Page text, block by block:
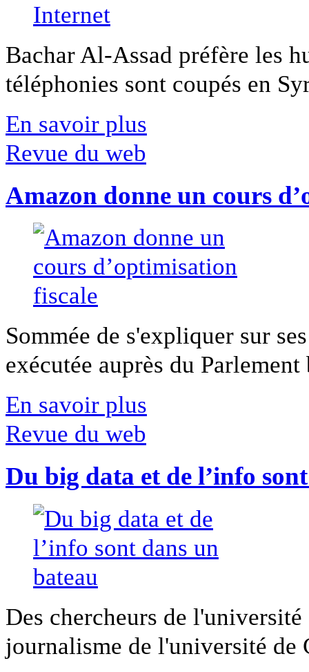
Bachar Al-Assad préfère les
téléphonies sont coupés en
En savoir plus
Revue du web
Amazon donne un cours
Sommée de s'expliquer sur
exécutée auprès du
En savoir plus
Revue du web
Du big data et de l’info
Des chercheurs de
journalisme de l'université